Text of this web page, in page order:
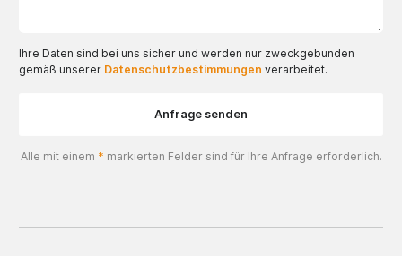
Ihre Daten sind bei uns sicher und werden nur zweckgebunden
gemäß unserer Datenschutzbestimmungen verarbeitet.
Alle mit einem * markierten Felder sind für Ihre Anfrage erforderlich.